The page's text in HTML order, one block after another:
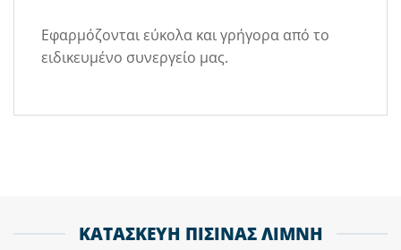
Εφαρμόζονται εύκολα και γρήγορα από το
ειδικευμένο συνεργείο μας.
ΚΑΤΑΣΚΕΥΗ ΠΙΣΙΝΑΣ ΛΙΜΝΗ